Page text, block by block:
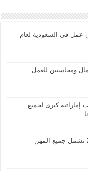
متنوعة وفرص عمل في السعودية لعام
خاص وعمال ومحاسبين للعمل
ومؤسسات إماراتية كبرى لجميع
وظائف في قطر 2024 فرص عمل في قطر 2024 تشمل جميع المهن